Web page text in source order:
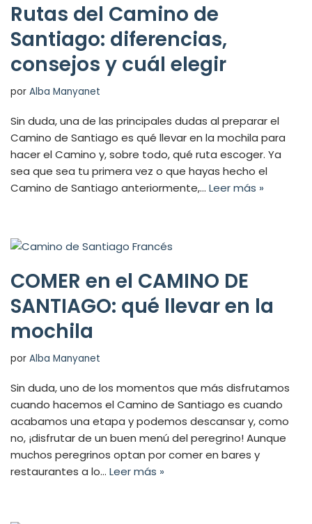
Rutas del Camino de
Santiago: diferencias,
consejos y cuál elegir
por Alba Manyanet
Sin duda, una de las principales dudas al preparar el
Camino de Santiago es qué llevar en la mochila para
hacer el Camino y, sobre todo, qué ruta escoger. Ya
sea que sea tu primera vez o que hayas hecho el
Camino de Santiago anteriormente,… Leer más »
COMER en el CAMINO DE
SANTIAGO: qué llevar en la
mochila
por Alba Manyanet
Sin duda, uno de los momentos que más disfrutamos
cuando hacemos el Camino de Santiago es cuando
acabamos una etapa y podemos descansar y, como
no, ¡disfrutar de un buen menú del peregrino! Aunque
muchos peregrinos optan por comer en bares y
restaurantes a lo… Leer más »